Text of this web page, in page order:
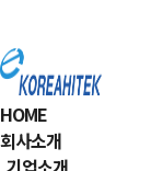
HOME
회사소개